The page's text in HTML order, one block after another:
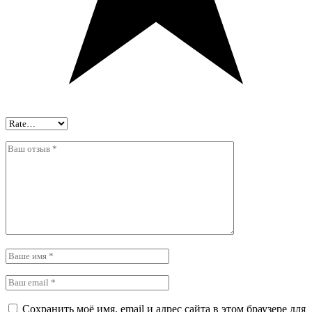
Сохранить моё имя, email и адрес сайта в этом браузере для